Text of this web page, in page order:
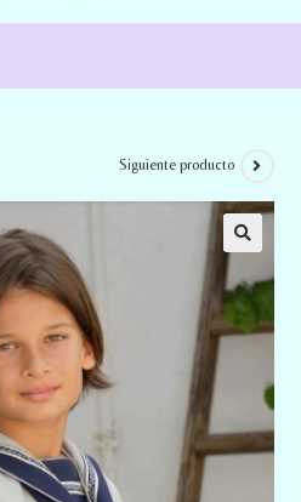
Siguiente producto